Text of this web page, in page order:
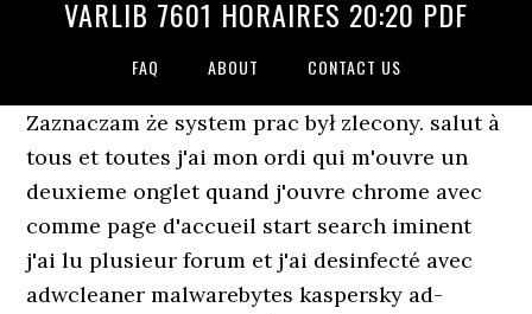
VARLIB 7601 HORAIRES 20:20 PDF
FAQ ABOUT CONTACT US
Zaznaczam że system prac był zlecony. salut à
tous et toutes j'ai mon ordi qui m'ouvre un
deuxieme onglet quand j'ouvre chrome avec
comme page d'accueil start search iminent
j'ai lu plusieur forum et j'ai desinfecté avec
adwcleaner malwarebytes kaspersky ad-